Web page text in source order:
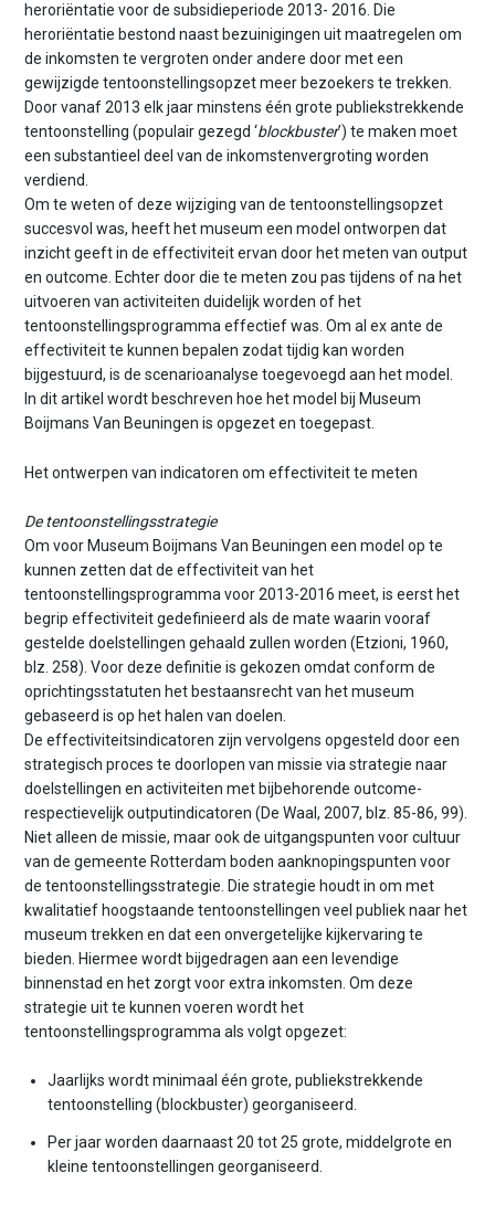
heroriëntatie voor de subsidieperiode 2013- 2016. Die
heroriëntatie bestond naast bezuinigingen uit maatregelen om
de inkomsten te vergroten onder andere door met een
gewijzigde tentoonstellingsopzet meer bezoekers te trekken.
Door vanaf 2013 elk jaar minstens één grote publiekstrekkende
tentoonstelling (populair gezegd ‘blockbuster’) te maken moet
een substantieel deel van de inkomstenvergroting worden
verdiend.
Om te weten of deze wijziging van de tentoonstellingsopzet
succesvol was, heeft het museum een model ontworpen dat
inzicht geeft in de effectiviteit ervan door het meten van output
en outcome. Echter door die te meten zou pas tijdens of na het
uitvoeren van activiteiten duidelijk worden of het
tentoonstellingsprogramma effectief was. Om al ex ante de
effectiviteit te kunnen bepalen zodat tijdig kan worden
bijgestuurd, is de scenarioanalyse toegevoegd aan het model.
In dit artikel wordt beschreven hoe het model bij Museum
Boijmans Van Beuningen is opgezet en toegepast.
Het ontwerpen van indicatoren om effectiviteit te meten
De tentoonstellingsstrategie
Om voor Museum Boijmans Van Beuningen een model op te
kunnen zetten dat de effectiviteit van het
tentoonstellingsprogramma voor 2013-2016 meet, is eerst het
begrip effectiviteit gedefinieerd als de mate waarin vooraf
gestelde doelstellingen gehaald zullen worden (Etzioni, 1960,
blz. 258). Voor deze definitie is gekozen omdat conform de
oprichtingsstatuten het bestaansrecht van het museum
gebaseerd is op het halen van doelen.
De effectiviteitsindicatoren zijn vervolgens opgesteld door een
strategisch proces te doorlopen van missie via strategie naar
doelstellingen en activiteiten met bijbehorende outcome-
respectievelijk outputindicatoren (De Waal, 2007, blz. 85-86, 99).
Niet alleen de missie, maar ook de uitgangspunten voor cultuur
van de gemeente Rotterdam boden aanknopingspunten voor
de tentoonstellingsstrategie. Die strategie houdt in om met
kwalitatief hoogstaande tentoonstellingen veel publiek naar het
museum trekken en dat een onvergetelijke kijkervaring te
bieden. Hiermee wordt bijgedragen aan een levendige
binnenstad en het zorgt voor extra inkomsten. Om deze
strategie uit te kunnen voeren wordt het
tentoonstellingsprogramma als volgt opgezet:
Jaarlijks wordt minimaal één grote, publiekstrekkende
tentoonstelling (blockbuster) georganiseerd.
Per jaar worden daarnaast 20 tot 25 grote, middelgrote en
kleine tentoonstellingen georganiseerd.